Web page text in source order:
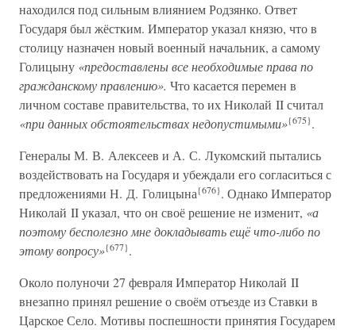
находился под сильным влиянием Родзянко. Ответ
Государя был жёстким. Император указал князю, что в
столицу назначен новый военный начальник, а самому
Голицыну «предоставлены все необходимые права по
гражданскому правлению». Что касается перемен в
личном составе правительства, то их Николай II считал
«при данных обстоятельствах недопустимыми»{675}.
Генералы М. В. Алексеев и А. С. Лукомский пытались
воздействовать на Государя и убеждали его согласиться с
предложениями Н. Д. Голицына{676}. Однако Император
Николай II указал, что он своё решение не изменит, «а
поэтому бесполезно мне докладывать ещё что-либо по
этому вопросу»{677}.
Около полуночи 27 февраля Император Николай II
внезапно принял решение о своём отъезде из Ставки в
Царское Село. Мотивы поспешности принятия Государем